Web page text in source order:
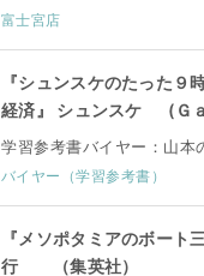
富士宮店
『シュンスケのたった９
経済』 シュンスケ (Ｇ
学習参考書バイヤー：山本
バイヤー（学習参考書）
『メソポタミアのボー
行 （集英社）